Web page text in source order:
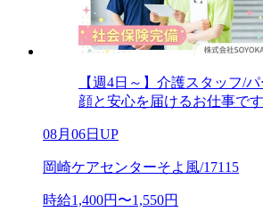
【週4日～】介護スタッフ/
顔と安心を届けるお仕事です
08月06日UP
岡崎ケアセンターそよ風/17115
時給1,400円〜1,550円